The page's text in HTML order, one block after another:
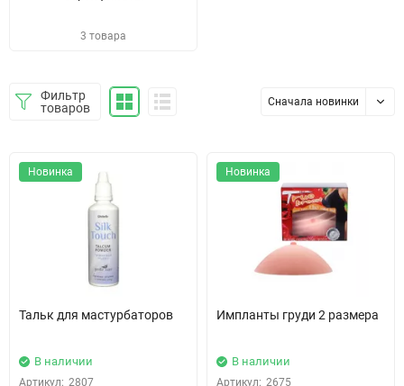
3 товара
Фильтр
товаров
Сначала новинки
Новинка
Тальк для мастурбаторов
В наличии
Артикул: 2807
Новинка
Импланты груди 2 размера
В наличии
Артикул: 2675